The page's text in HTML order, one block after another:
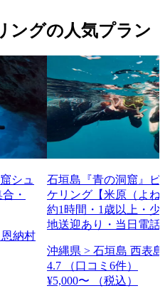
ングの人気プラン
シュ
・
納村
石垣島『青の洞窟』ビ
ケリング【米原（よね
約1時間・1歳以上・少
地送迎あり・当日電話
沖縄県 > 石垣島 西表
4.7
（口コミ6件）
¥5,000〜
（税込）